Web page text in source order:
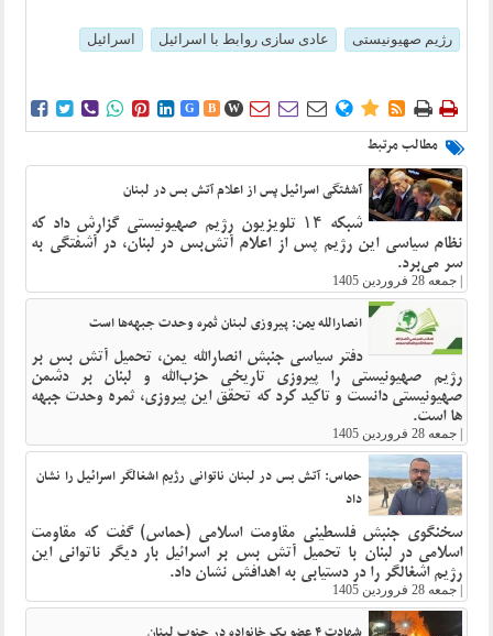
رژیم صهیونیستی عادی سازی روابط با اسرائیل اسرائیل
      G B W        
مطالب مرتبط
آشفتگی اسرائیل پس از اعلام آتش بس در لبنان
شبکه ۱۴ تلویزیون رژیم صهیونیستی گزارش داد که
نظام سیاسی این رژیم پس از اعلام آتش‌بس در لبنان، در آشفتگی به
سر می‌برد.
جمعه 28 فروردین 1405
انصارالله یمن: پیروزی لبنان ثمره وحدت جبهه‌ها است
دفتر سیاسی جنبش انصارالله یمن، تحمیل آتش بس بر
رژیم صهیونیستی را پیروزی تاریخی حزب‌الله و لبنان بر دشمن
صهیونیستی دانست و تاکید کرد که تحقق این پیروزی، ثمره وحدت جبهه
ها است.
جمعه 28 فروردین 1405
حماس: آتش بس در لبنان ناتوانی رژیم اشغالگر اسرائیل را نشان
داد
سخنگوی جنبش فلسطینی مقاومت اسلامی (حماس) گفت که مقاومت
اسلامی در لبنان با تحمیل آتش بس بر اسرائیل بار دیگر ناتوانی این
رژیم اشغالگر را در دستیابی به اهدافش نشان داد.
جمعه 28 فروردین 1405